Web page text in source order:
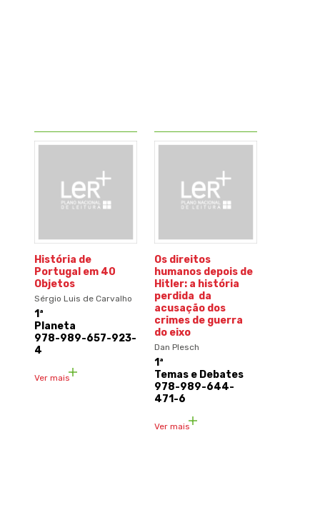
História de
Portugal em 40
Objetos
Sérgio Luis de Carvalho
1ª
Planeta
978-989-657-923-
4
Ver mais
Os direitos
humanos depois de
Hitler: a história
perdida da
acusação dos
crimes de guerra
do eixo
Dan Plesch
1ª
Temas e Debates
978-989-644-
471-6
Ver mais